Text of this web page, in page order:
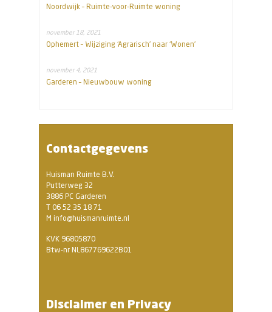
Noordwijk – Ruimte-voor-Ruimte woning
november 18, 2021
Ophemert – Wijziging ‘Agrarisch’ naar ‘Wonen’
november 4, 2021
Garderen – Nieuwbouw woning
Contactgegevens
Huisman Ruimte B.V.
Putterweg 32
3886 PC Garderen
T 06 52 35 18 71
M info@huismanruimte.nl
KVK 96805870
Btw-nr NL867769622B01
Disclaimer en Privacy